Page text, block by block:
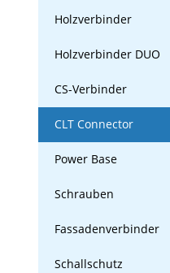
Holzverbinder
Holzverbinder DUO
CS-Verbinder
CLT Connector
Power Base
Schrauben
Fassadenverbinder
Schallschutz